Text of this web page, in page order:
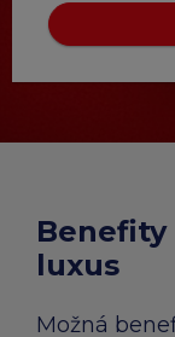
luxus
Možná